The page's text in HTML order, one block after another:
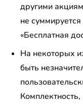
другими
не
«Бесплатная
На некоторых
быть